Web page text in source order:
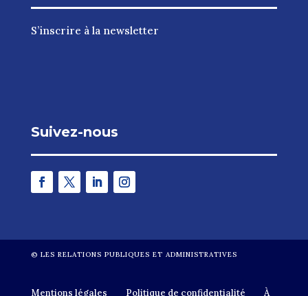
S’inscrire à la newsletter
Suivez-nous
© LES RELATIONS PUBLIQUES ET ADMINISTRATIVES
Mentions légales Politique de confidentialité À